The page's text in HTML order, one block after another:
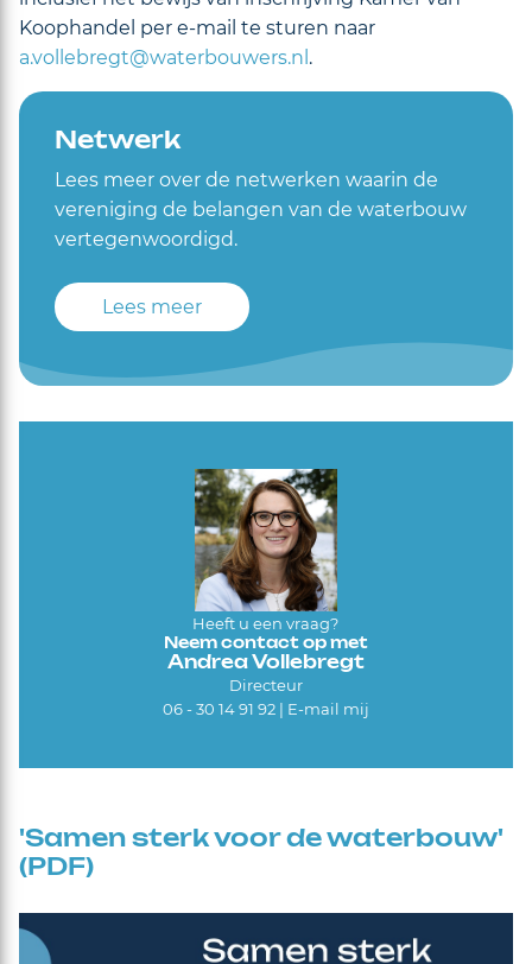
Koophandel per e-mail te sturen naar
a.vollebregt@waterbouwers.nl .
Netwerk
Lees meer over de netwerken waarin de
vereniging de belangen van de waterbouw
vertegenwoordigd.
Lees meer
Heeft u een vraag?
Neem contact op met
Andrea Vollebregt
Directeur
06 - 30 14 91 92 | E-mail mij
'Samen sterk voor de waterbouw'
(PDF)